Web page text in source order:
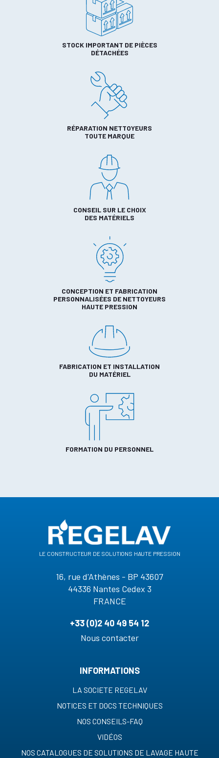
STOCK IMPORTANT DE PIÈCES
DÉTACHÉES
RÉPARATION NETTOYEURS
TOUTE MARQUE
CONSEIL SUR LE CHOIX
DES MATÉRIELS
CONCEPTION ET FABRICATION
PERSONNALISÉES DE NETTOYEURS
HAUTE PRESSION
FABRICATION ET INSTALLATION
DU MATÉRIEL
FORMATION DU PERSONNEL
le constructeur de solutions haute pression
16, rue d'Athènes - BP 43607
44336 Nantes Cedex 3
FRANCE
+33 (0)2 40 49 54 12
Nous contacter
INFORMATIONS
LA SOCIETE REGELAV
NOTICES ET DOCS TECHNIQUES
NOS CONSEILS-FAQ
VIDÉOS
NOS CATALOGUES DE SOLUTIONS DE LAVAGE HAUTE